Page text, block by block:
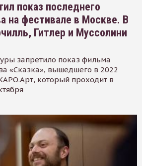
показ последнего
на фестивале в Москве. В
Гитлер и Муссолини
запретило показ фильма
«Сказка», вышедшего в 2022
который проходит в